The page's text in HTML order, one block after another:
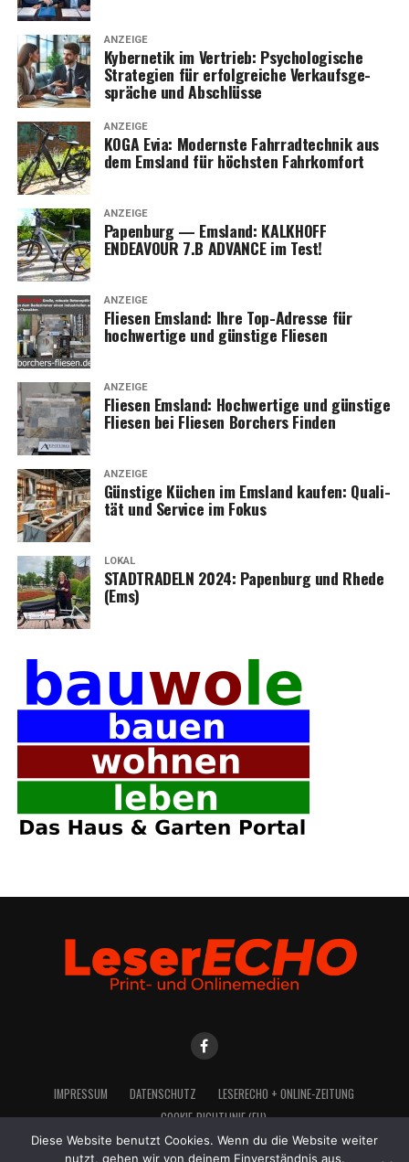
ANZEIGE
Kyber­ne­tik im Ver­trieb: Psy­cho­lo­gi­sche
Stra­te­gien für erfolg­rei­che Ver­kaufs­ge­
sprä­che und Abschlüsse
ANZEIGE
KOGA Evia: Moderns­te Fahr­rad­tech­nik aus
dem Ems­land für höchs­ten Fahrkomfort
ANZEIGE
Papen­burg — Ems­land: KALKHOFF
ENDEAVOUR 7.B ADVANCE im Test!
ANZEIGE
Flie­sen Ems­land: Ihre Top-Adres­se für
hoch­wer­ti­ge und güns­ti­ge Fliesen
ANZEIGE
Flie­sen Ems­land: Hoch­wer­ti­ge und güns­ti­ge
Flie­sen bei Flie­sen Bor­chers Finden
ANZEIGE
Güns­ti­ge Küchen im Ems­land kau­fen: Qua­li­
tät und Ser­vice im Fokus
LOKAL
STADTRADELN 2024: Papen­burg und Rhe­de
(Ems)
IMPRES­SUM DATEN­SCHUTZ
LESE­R­ECHO + ONLINE-ZEITUNG
COO­KIE-RICH­T­­LI­­NIE (EU)
Diese Website benutzt Cookies. Wenn du die Website weiter
nutzt, gehen wir von deinem Einverständnis aus.